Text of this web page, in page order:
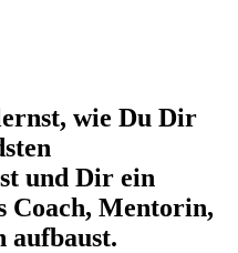
wie Du Dir
und Dir ein
Coach, Mentorin,